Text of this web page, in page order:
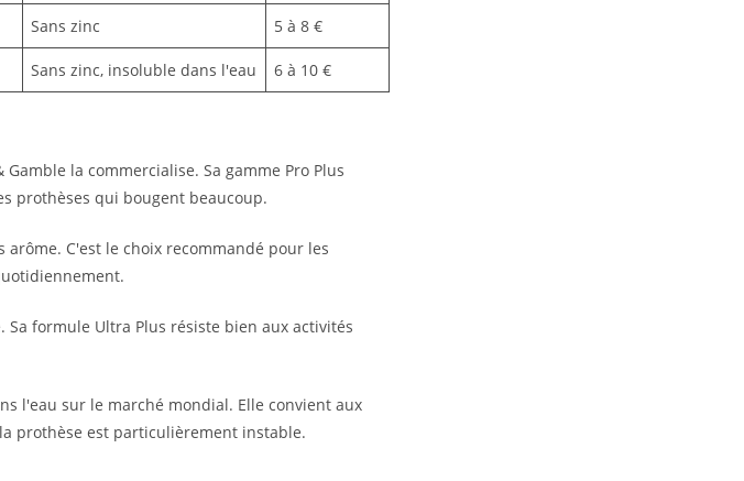
Sans zinc 5 à 8 €
Sans zinc, insoluble dans l'eau 6 à 10 €
la commercialise. Sa gamme Pro Plus
prothèses qui bougent beaucoup.
arôme. C'est le choix recommandé pour les
formule Ultra Plus résiste bien aux activités
l'eau sur le marché mondial. Elle convient aux
prothèse est particulièrement instable.